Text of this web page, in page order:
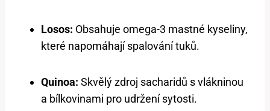
Losos: Obsahuje omega-3 mastné kyseliny,
které napomáhají spalování tuků.
Quinoa: Skvělý zdroj sacharidů s vlákninou
a bílkovinami pro udržení sytosti.